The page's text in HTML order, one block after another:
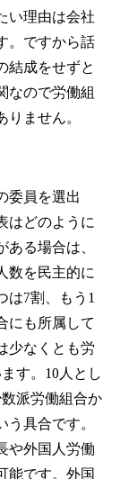
い理由は会社
。ですから話
結成をせずと
なので労働組
ません。
委員を選出
はどのように
る場合は、
数を民主的に
は7割、もう1
にも所属して
少なくとも労
す。10人とし
派労働組合か
具合です。
や外国人労働
能です。外国